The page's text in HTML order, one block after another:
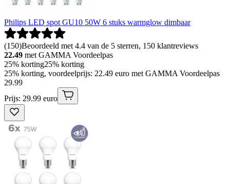
Philips LED spot GU10 50W 6 stuks warmglow dimbaar
(150)Beoordeeld met 4.4 van de 5 sterren, 150 klantreviews
22.49 met GAMMA Voordeelpas
25% korting25% korting
25% korting, voordeelprijs: 22.49 euro met GAMMA Voordeelpas
29.99
Prijs: 29.99 euro